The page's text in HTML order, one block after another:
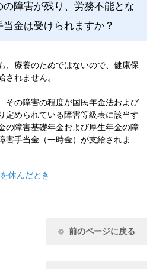
の障害が残り、労務不能とな
金は受けられますか？
、療養のためではないので、健康保
されません。
その障害の程度が国民年金法および
定められている障害等級表に該当す
の障害基礎年金および厚生年金の障
害手当金（一時金）が支給されま
休んだとき
前のページに戻る